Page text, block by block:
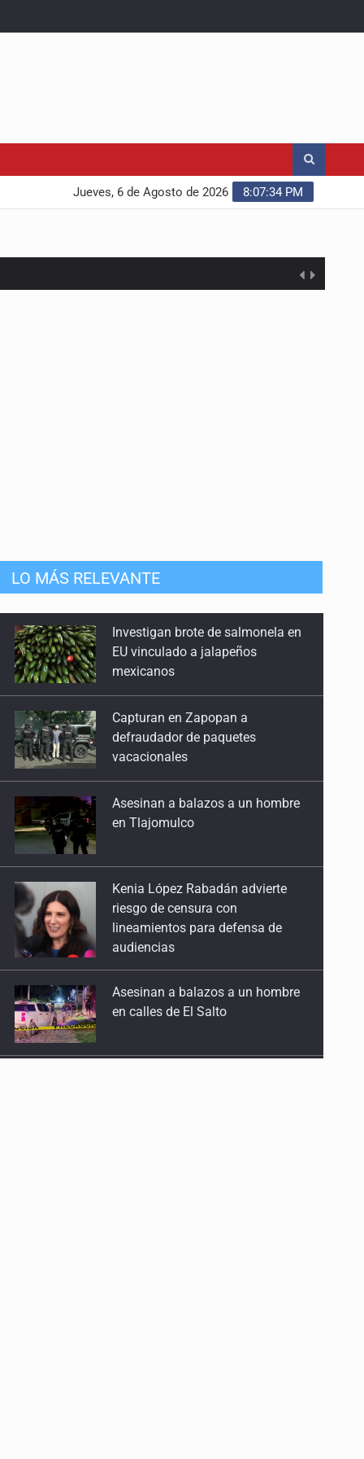
8:07:35 PM
Jueves, 6 de Agosto de 2026
LO MÁS RELEVANTE
Capturan en Zapopan a
defraudador de paquetes
vacacionales
Asesinan a balazos a un hombre
en Tlajomulco
Kenia López Rabadán advierte
riesgo de censura con
audiencias
Asesinan a balazos a un hombre
en calles de El Salto
Adulto mayor pierde la vida en
incendio de una vivienda en